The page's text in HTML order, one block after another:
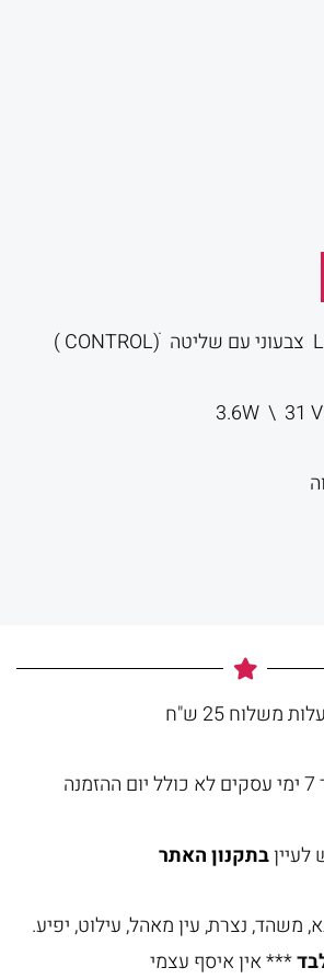
עלות משלוח 25 ש"ח
לעייןבתקנון האתר
משהד, נצרת, עין מאהל, עילוט, יפיע.
*** אין איסף עצמי